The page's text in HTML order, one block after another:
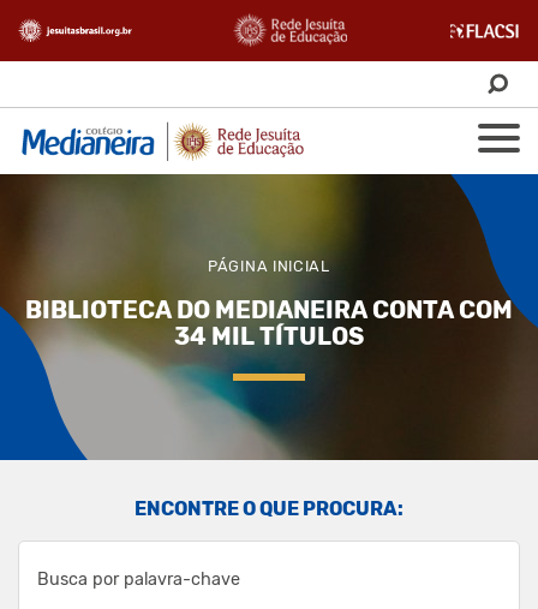
PÁGINA INICIAL
BIBLIOTECA DO MEDIANEIRA CONTA COM
34 MIL TÍTULOS
ENCONTRE O QUE PROCURA: